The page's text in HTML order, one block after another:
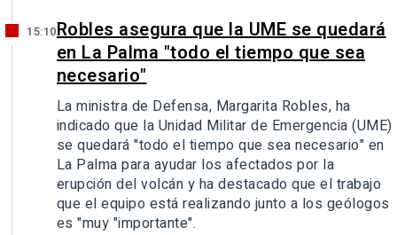
15:10Robles asegura que la UME se quedará
en La Palma "todo el tiempo que sea
necesario"
La ministra de Defensa, Margarita Robles, ha
indicado que la Unidad Militar de Emergencia (UME)
se quedará "todo el tiempo que sea necesario" en
La Palma para ayudar los afectados por la
erupción del volcán y ha destacado que el trabajo
que el equipo está realizando junto a los geólogos
es "muy "importante".